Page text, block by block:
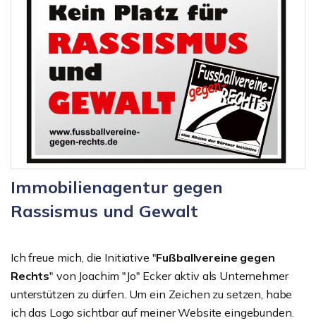
Immobilienagentur gegen
Rassismus und Gewalt
Ich freue mich, die Initiative "Fußballvereine gegen
Rechts" von Joachim "Jo" Ecker aktiv als Unternehmer
unterstützen zu dürfen. Um ein Zeichen zu setzen, habe
ich das Logo sichtbar auf meiner Website eingebunden.